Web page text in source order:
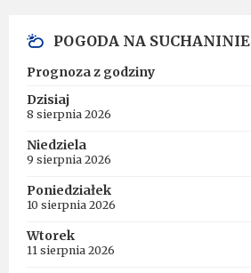
POGODA NA SUCHANINIE
Prognoza z godziny
Dzisiaj
8 sierpnia 2026
Niedziela
9 sierpnia 2026
Poniedziałek
10 sierpnia 2026
Wtorek
11 sierpnia 2026